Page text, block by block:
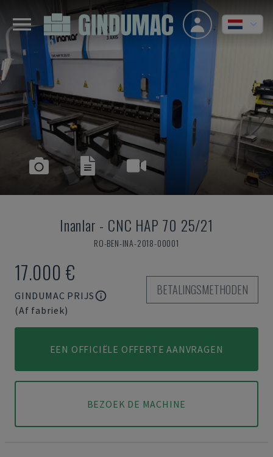
Inanlar - CNC HAP 70 25/21
RO-BEN-INA-2018-00001
17.000 €
GINDUMAC PRIJS
(Af fabriek)
BETALINGSMETHODEN
EEN OFFICIËLE OFFERTE AANVRAGEN
BEZOEK DE MACHINE